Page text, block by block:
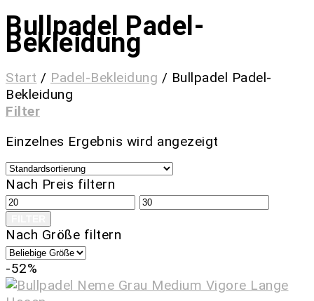
Bullpadel Padel-
Bekleidung
Start / Padel-Bekleidung / Bullpadel Padel-
Bekleidung
Filter
Einzelnes Ergebnis wird angezeigt
Nach Preis filtern
Nach Größe filtern
-52%